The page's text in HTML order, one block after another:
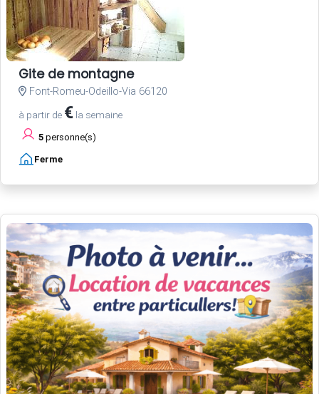
Gite de montagne
Font-Romeu-Odeillo-Via 66120
à partir de € la semaine
5 personne(s)
Ferme